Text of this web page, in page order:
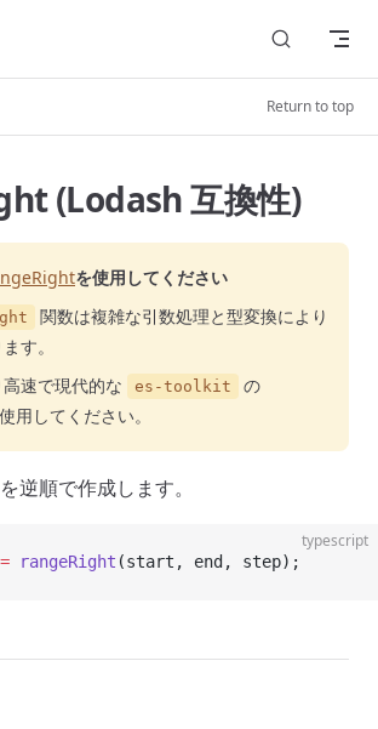
Return to top
(Lodash 互換性)
を使用してください
関数は複雑な引数処理と型変換により
す。
速で現代的な
es-toolkit
の
用してください。
逆順で作成します。
typescript
= rangeRight (start, end, step);